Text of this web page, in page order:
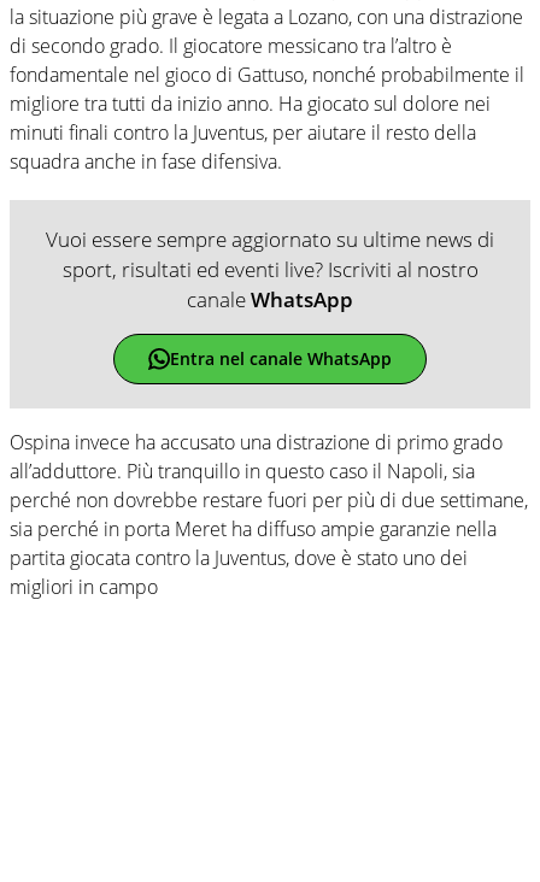
la situazione più grave è legata a Lozano, con una distrazione
di secondo grado. Il giocatore messicano tra l’altro è
fondamentale nel gioco di Gattuso, nonché probabilmente il
migliore tra tutti da inizio anno. Ha giocato sul dolore nei
minuti finali contro la Juventus, per aiutare il resto della
squadra anche in fase difensiva.
Vuoi essere sempre aggiornato su ultime news di
sport, risultati ed eventi live? Iscriviti al nostro
canaleWhatsApp
Entra nel canale WhatsApp
Ospina invece ha accusato una distrazione di primo grado
all’adduttore. Più tranquillo in questo caso il Napoli, sia
perché non dovrebbe restare fuori per più di due settimane,
sia perché in porta Meret ha diffuso ampie garanzie nella
partita giocata contro la Juventus, dove è stato uno dei
migliori in campo